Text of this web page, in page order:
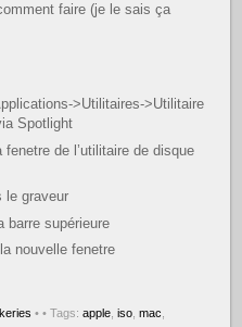
faire (je le sais ça
>Utilitaires->Utilitaire
Spotlight
de l’utilitaire de disque
le graveur
barre supérieure
nouvelle fenetre
• • Tags:apple ,iso ,mac